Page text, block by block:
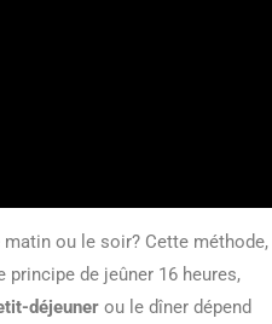
ou le soir? Cette méthode,
principe de jeûner 16 heures,
déjeuner ou le dîner dépend